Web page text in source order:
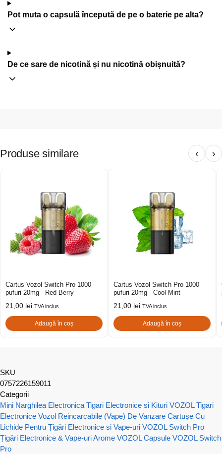
Pot muta o capsulă începută de pe o baterie pe alta?
De ce sare de nicotină și nu nicotină obișnuită?
Produse similare ‹ ›
Cartus Vozol Switch Pro 1000
pufuri 20mg - Red Berry
21,00 lei TVA inclus
Adaugă în coș
Cartus Vozol Switch Pro 1000
pufuri 20mg - Cool Mint
21,00 lei TVA inclus
Adaugă în coș
SKU
0757226159011
Categorii
Mini Narghilea Electronica Tigari Electronice si Kituri VOZOL Tigari
Electronice Vozol Reincarcabile (Vape) De Vanzare Cartușe Cu
Lichide Pentru Țigări Electronice si Vape-uri VOZOL Switch Pro
Țigări Electronice & Vape-uriArome VOZOL Capsule VOZOL Switch
Pro